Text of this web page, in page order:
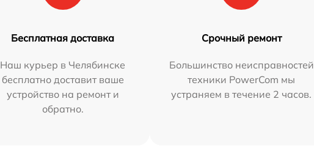
Бесплатная доставка
Наш курьер в Челябинске
бесплатно доставит ваше
устройство на ремонт и
обратно.
Срочный ремонт
Большинство неисправностей
техники PowerCom мы
устраняем в течение 2 часов.